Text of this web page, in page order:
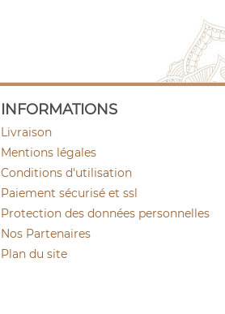
INFORMATIONS
Livraison
Mentions légales
Conditions d'utilisation
Paiement sécurisé et ssl
Protection des données personnelles
Nos Partenaires
Plan du site